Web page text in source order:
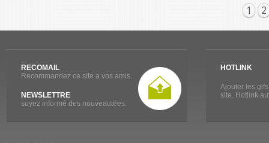
1 2
RECOMAIL
Recommandez ce site a vos amis.
NEWSLETTRE
soyez informé des nouveautées.
HOTLINK
Ajouter les
site. Hotlink